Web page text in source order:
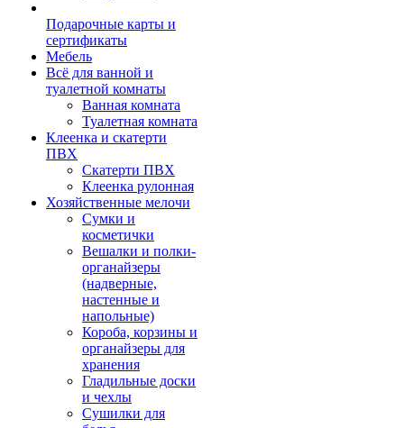
Подарочные карты и
сертификаты
Мебель
Всё для ванной и
туалетной комнаты
Ванная комната
Туалетная комната
Клеенка и скатерти
ПВХ
Скатерти ПВХ
Клеенка рулонная
Хозяйственные мелочи
Сумки и
косметички
Вешалки и полки-
органайзеры
(надверные,
настенные и
напольные)
Короба, корзины и
органайзеры для
хранения
Гладильные доски
и чехлы
Сушилки для